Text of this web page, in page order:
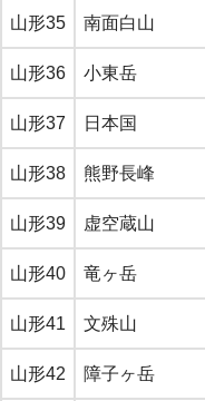
山形35 南面白山
山形36 小東岳
山形37 日本国
山形38 熊野長峰
山形39 虚空蔵山
山形40 竜ヶ岳
山形41 文殊山
山形42 障子ヶ岳